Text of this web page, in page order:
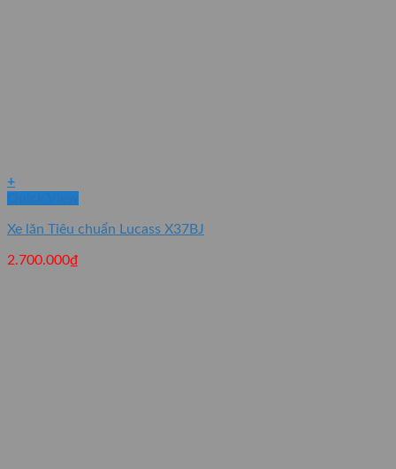
+
Quick View
Xe lăn Tiêu chuẩn Lucass X37BJ
2.700.000₫